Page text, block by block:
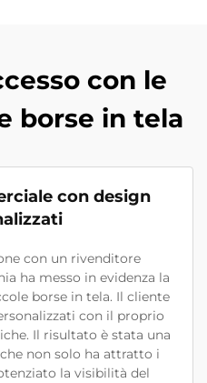
con le
borse in tela
con design
con un rivenditore
ha messo in evidenza la
borse in tela. Il cliente
con il proprio
Il risultato è stata una
non solo ha attratto i
la visibilità del